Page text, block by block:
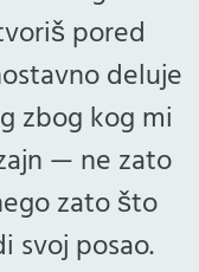
pored
deluje
zbog kog mi
— ne zato
zato što
svoj posao.